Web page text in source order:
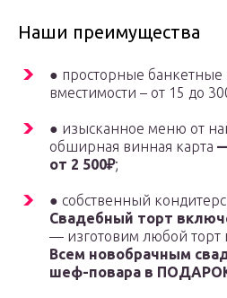
Наши преимущества
● просторные банкетные
вместимости – от 15 до
● изысканное меню от
обширная винная карта
от 2 500₽;
● собственный
Свадебный торт
— изготовим любой
Всем новобрачным
шеф-повара в